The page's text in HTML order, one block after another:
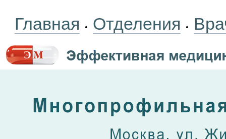
Главная • Отделения •